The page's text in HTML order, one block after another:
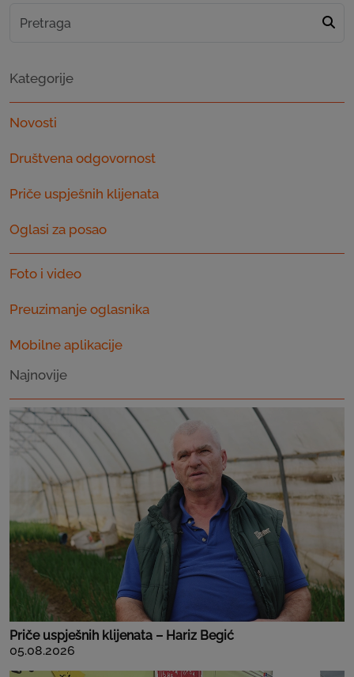
Kategorije
Novosti
Društvena odgovornost
Priče uspješnih klijenata
Oglasi za posao
Foto i video
Preuzimanje oglasnika
Mobilne aplikacije
Najnovije
Priče uspješnih klijenata – Hariz Begić
05.08.2026